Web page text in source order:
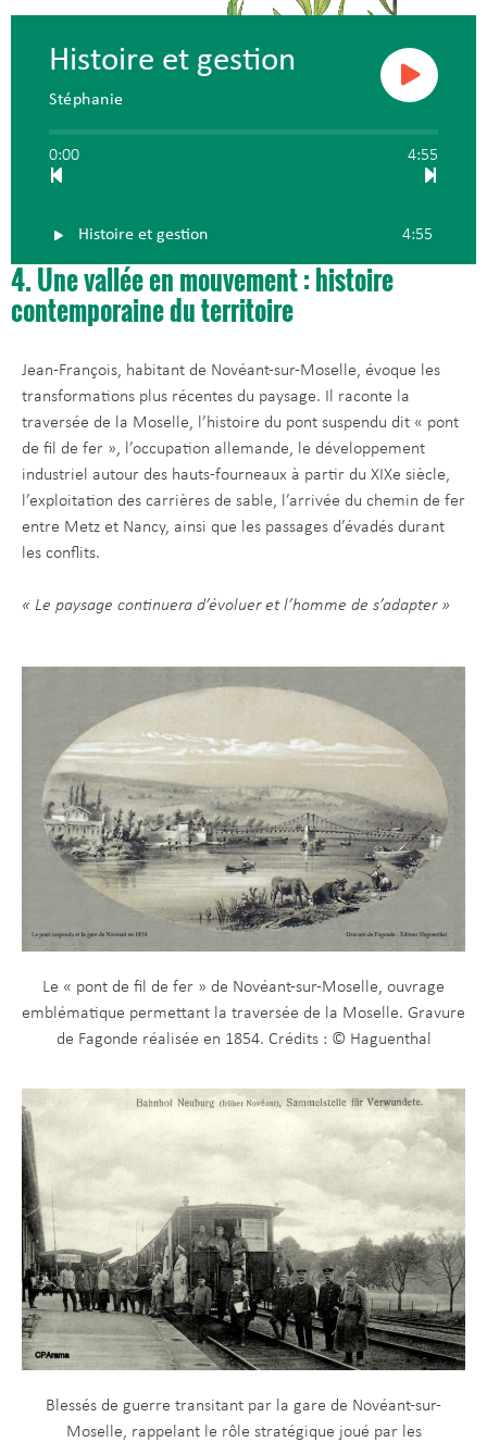
Histoire et gestion
Stéphanie
0:00 4:55
Histoire et gestion 4:55
4. Une vallée en mouvement : histoire
contemporaine du territoire
Jean-François, habitant de Novéant-sur-Moselle, évoque les
transformations plus récentes du paysage. Il raconte la
traversée de la Moselle, l’histoire du pont suspendu dit « pont
de fil de fer », l’occupation allemande, le développement
industriel autour des hauts-fourneaux à partir du XIXe siècle,
l’exploitation des carrières de sable, l’arrivée du chemin de fer
entre Metz et Nancy, ainsi que les passages d’évadés durant
les conflits.
« Le paysage continuera d’évoluer et l’homme de s’adapter »
Le « pont de fil de fer » de Novéant-sur-Moselle, ouvrage
emblématique permettant la traversée de la Moselle. Gravure
de Fagonde réalisée en 1854. Crédits : © Haguenthal
Blessés de guerre transitant par la gare de Novéant-sur-
Moselle, rappelant le rôle stratégique joué par les